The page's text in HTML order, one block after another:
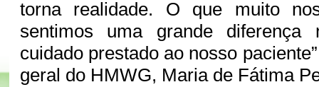
torna realidade. O que muito
sentimos uma grande diferença
cuidado prestado ao nosso
geral do HMWG, Maria de Fátima